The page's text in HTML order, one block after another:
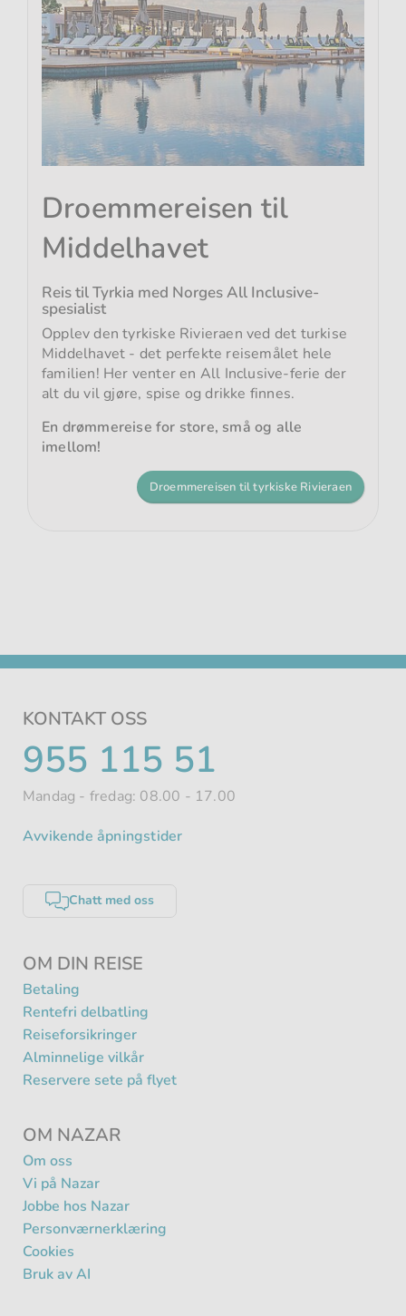
Droemmereisen til
Middelhavet
Reis til Tyrkia med Norges All Inclusive-
spesialist
Opplev den tyrkiske Rivieraen ved det turkise
Middelhavet - det perfekte reisemålet hele
familien! Her venter en All Inclusive-ferie der
alt du vil gjøre, spise og drikke finnes.
En drømmereise for store, små og alle
imellom!
Droemmereisen til tyrkiske Rivieraen
OM DIN REISE
Betaling
Rentefri delbatling
Reiseforsikringer
Alminnelige vilkår
Reservere sete på flyet
OM NAZAR
Om oss
Vi på Nazar
Jobbe hos Nazar
Personværnerklæring
Cookies
Bruk av AI
KONTAKT OSS
TELEFONNUMMER
955 115 51
Mandag - fredag: 08.00 - 17.00
Avvikende åpningstider
Chatt med oss